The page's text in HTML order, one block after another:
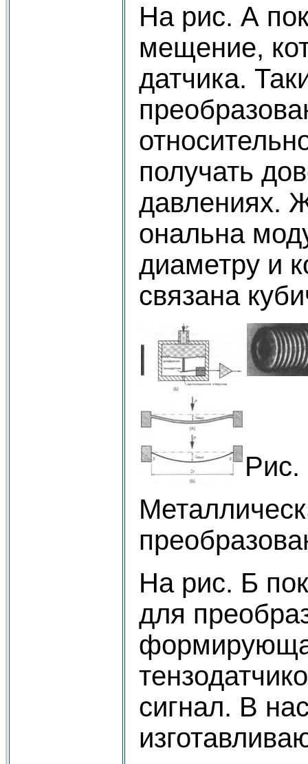
На рис. А
мещение,
датчика.
получать
давлениях.
ональна
диамет­ру и
связана
Рис.
На рис. Б
для
сигнал. В